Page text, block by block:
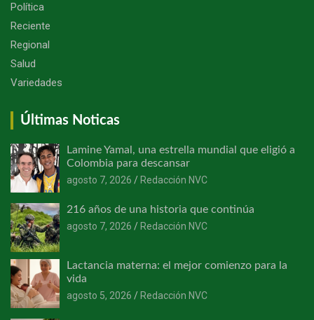
Política
Reciente
Regional
Salud
Variedades
Últimas Noticas
Lamine Yamal, una estrella mundial que eligió a
Colombia para descansar
agosto 7, 2026
Redacción NVC
216 años de una historia que continúa
agosto 7, 2026
Redacción NVC
Lactancia materna: el mejor comienzo para la
vida
agosto 5, 2026
Redacción NVC